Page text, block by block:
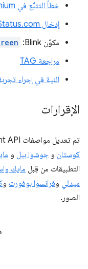
خطأ التتبُّع في Chromium
إدخال ChromeStatus.com
مكوّن Blink:
مراجعة TAG
النية في إجراء
الإقرارات
تم تعديل مواصفات Window Management API من قِبل
كوستان و جوشوا بيل و
التطبيقات من قِبل مايك
ميدلي وفرانسوا بوفورت و
الصور.